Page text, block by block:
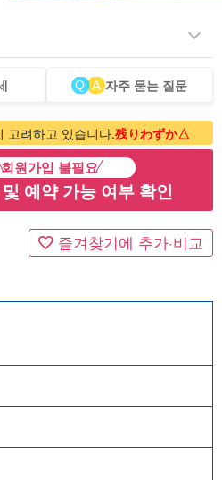
고래
Watching
모노즈쿠리 체험
자주 묻는 질문
고려하고 있습니다.残りわずか△
회원가입 불필요
예약 가능 여부 확인
즐겨찾기에 추가·비교